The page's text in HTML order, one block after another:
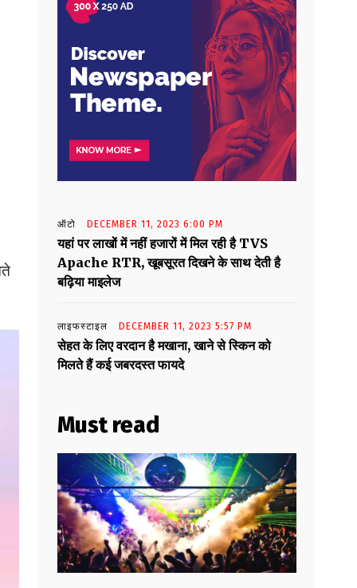
ऑटो DECEMBER 11, 2023 6:00 PM
यहां पर लाखों में नहीं हजारों में मिल रही है TVS
Apache RTR, खूबसूरत दिखने के साथ देती है
बढ़िया माइलेज
लाइफस्टाइल DECEMBER 11, 2023 5:57 PM
सेहत के लिए वरदान है मखाना, खाने से स्किन को
मिलते हैं कई जबरदस्त फायदे
Must read